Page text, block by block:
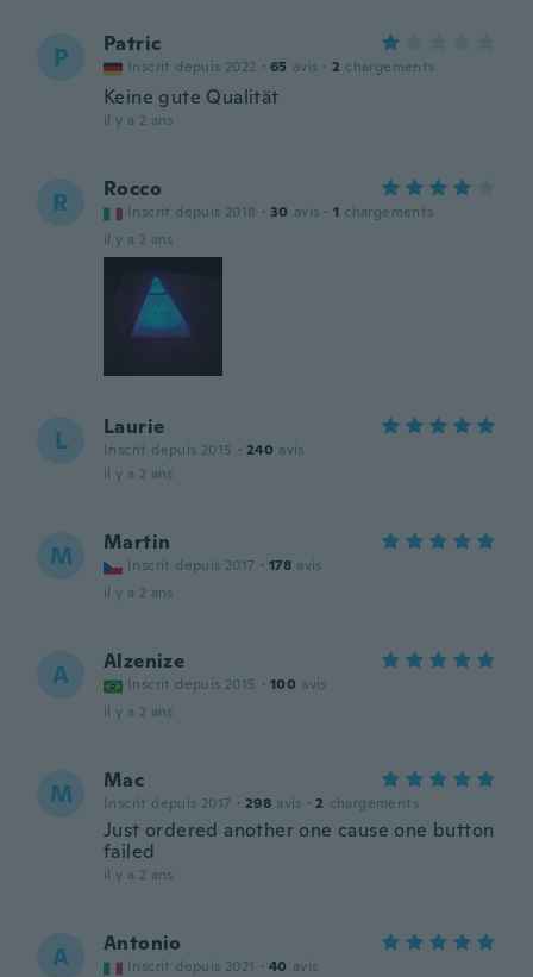
P Patric
Inscrit depuis 2022 · 65 avis · 2 chargements
Keine gute Qualität
il y a 2 ans
R Rocco
Inscrit depuis 2018 · 30 avis · 1 chargements
il y a 2 ans
L Laurie
Inscrit depuis 2015 · 240 avis
il y a 2 ans
M Martin
Inscrit depuis 2017 · 178 avis
il y a 2 ans
A Alzenize
Inscrit depuis 2015 · 100 avis
il y a 2 ans
M Mac
Inscrit depuis 2017 · 298 avis · 2 chargements
Just ordered another one cause one button
failed
il y a 2 ans
A Antonio
Inscrit depuis 2021 · 40 avis